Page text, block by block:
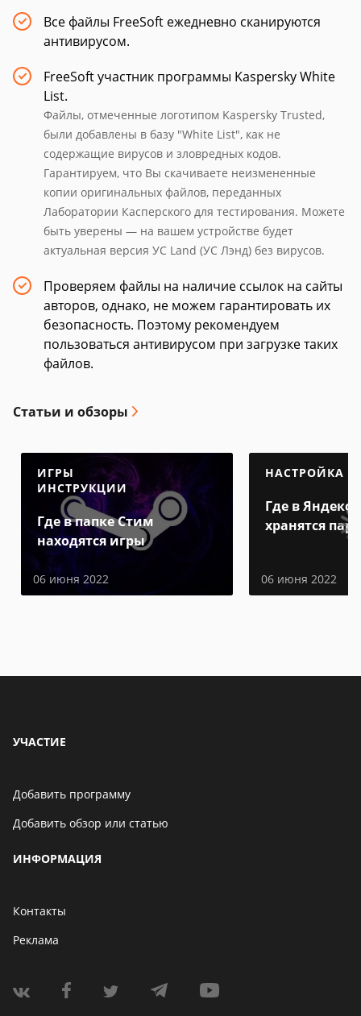
Все файлы FreeSoft ежедневно сканируются
антивирусом.
FreeSoft участник программы Kaspersky White
List.
Файлы, отмеченные логотипом Kaspersky Trusted,
были добавлены в базу "White List", как не
содержащие вирусов и зловредных кодов.
Гарантируем, что Вы скачиваете неизмененные
копии оригинальных файлов, переданных
Лаборатории Касперского для тестирования. Можете
быть уверены — на вашем устройстве будет
актуальная версия УС Land (УС Лэнд) без вирусов.
Проверяем файлы на наличие ссылок на сайты
авторов, однако, не можем гарантировать их
безопасность. Поэтому рекомендуем
пользоваться антивирусом при загрузке таких
файлов.
Статьи и обзоры
ИГРЫ
ИНСТРУКЦИИ
Где в папке Стим
находятся игры
06 июня 2022
НАСТРОЙКА
Где в Яндекс
хранятся
06 июня 2022
УЧАСТИЕ
Добавить программу
Добавить обзор или статью
ИНФОРМАЦИЯ
Контакты
Реклама